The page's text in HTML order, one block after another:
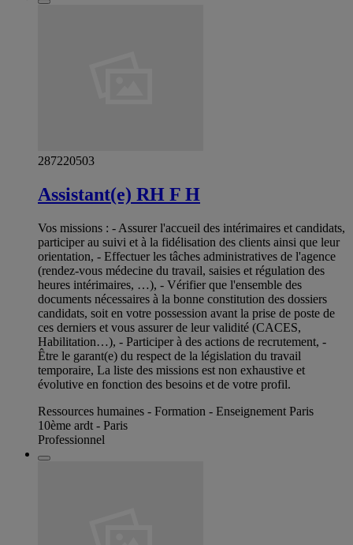
287220503
Assistant(e) RH F H
Vos missions : - Assurer l'accueil des intérimaires et candidats,
participer au suivi et à la fidélisation des clients ainsi que leur
orientation, - Effectuer les tâches administratives de l'agence
(rendez-vous médecine du travail, saisies et régulation des
heures intérimaires, …), - Vérifier que l'ensemble des
documents nécessaires à la bonne constitution des dossiers
candidats, soit en votre possession avant la prise de poste de
ces derniers et vous assurer de leur validité (CACES,
Habilitation…), - Participer à des actions de recrutement, -
Être le garant(e) du respect de la législation du travail
temporaire, La liste des missions est non exhaustive et
évolutive en fonction des besoins et de votre profil.
Ressources humaines - Formation - Enseignement Paris
10ème ardt - Paris
Professionnel